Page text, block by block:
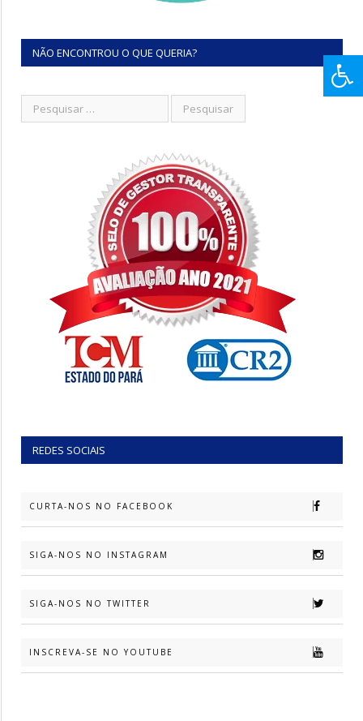
NÃO ENCONTROU O QUE QUERIA?
REDES SOCIAIS
CURTA-NOS NO FACEBOOK
SIGA-NOS NO INSTAGRAM
SIGA-NOS NO TWITTER
INSCREVA-SE NO YOUTUBE